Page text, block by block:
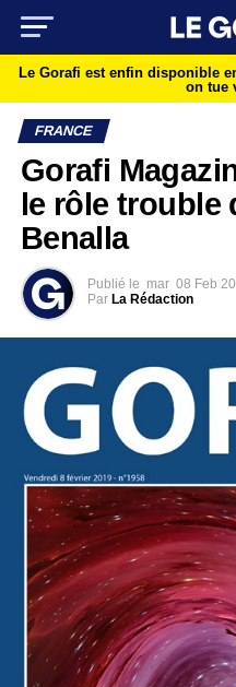
Le Gorafi est enfin disponible
on tue
FRANCE
Gorafi
le rôle trouble
Benalla
Publié le mar 08 Feb
Par La Rédaction